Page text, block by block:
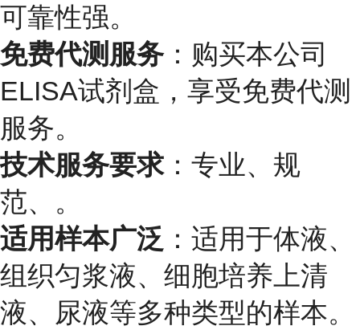
可靠性强。
免费代测服务：购买本公司
ELISA试剂盒，享受免费代测
服务。
技术服务要求：专业、规
范、。
适用样本广泛 ：适用于体液、
组织匀浆液、细胞培养上清
液、尿液等多种类型的样本。